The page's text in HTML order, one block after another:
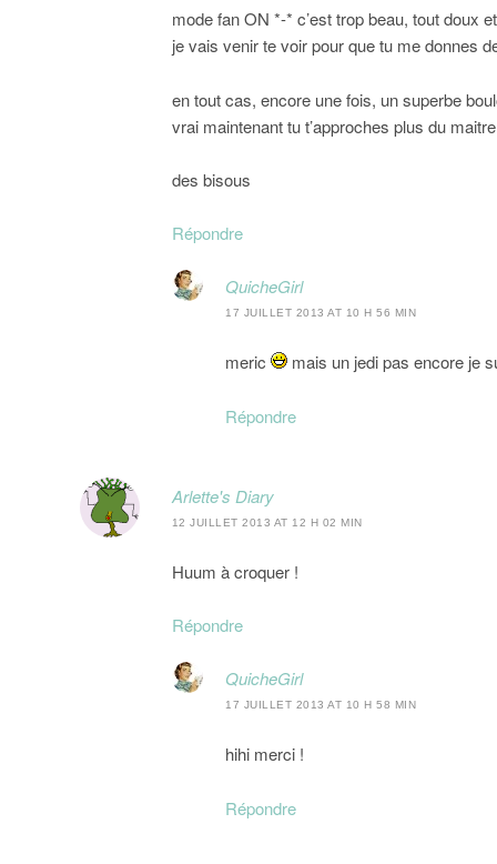
mode fan ON *-* c’est trop beau, tout doux
je vais venir te voir pour que tu me donnes
en tout cas, encore une fois, un superbe
vrai maintenant tu t’approches plus du
des bisous
Répondre
QuicheGirl
17 JUILLET 2013 AT 10 H 56 MIN
meric mais un jedi pas encore je
Répondre
Arlette's Diary
12 JUILLET 2013 AT 12 H 02 MIN
Huum à croquer !
Répondre
QuicheGirl
17 JUILLET 2013 AT 10 H 58 MIN
hihi merci !
Répondre